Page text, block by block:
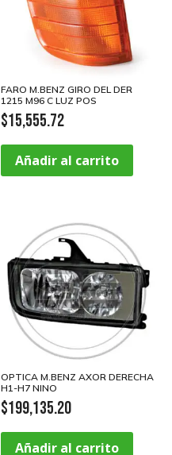
FARO M.BENZ GIRO DEL DER
1215 M96 C LUZ POS
$15,555.72
Añadir al carrito
OPTICA M.BENZ AXOR DERECHA
H1-H7 NINO
$199,135.20
Añadir al carrito